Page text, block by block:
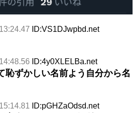
ID:VS1DJwpbd.net
ID:4y0XLELBa.net
恥ずかしい名前よう自分から名
ID:pGHZaOdsd.net